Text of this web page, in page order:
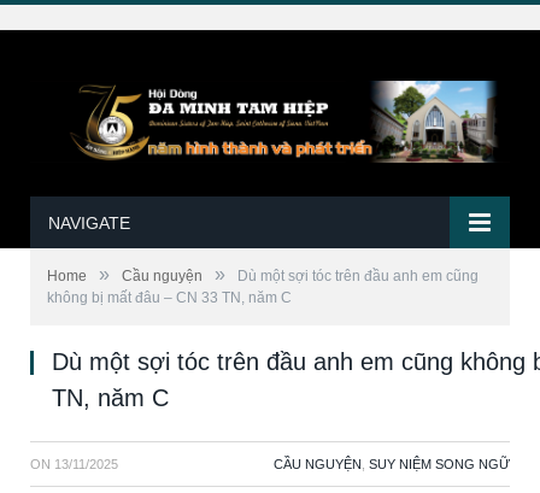
NAVIGATE
Home » Cầu nguyện »
Dù một sợi tóc trên đầu anh em cũng
không bị mất đâu – CN 33 TN, năm C
Dù một sợi tóc trên đầu anh em cũng không
TN, năm C
ON 13/11/2025 CẦU NGUYỆN SUY NIỆM SONG NGỮ